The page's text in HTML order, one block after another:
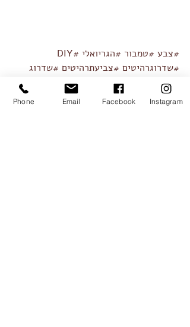
#צבע #טמבור #הגריואלי #DIY
#שדרוגרהיטים #צביעתרהיטים #שדרוג
#מחזור
#עיצובהבית
#עשהזאתבעצמך
#תמראלמוג
#סירטוןתדמית #VIDEO
Phone Email Facebook Instagram